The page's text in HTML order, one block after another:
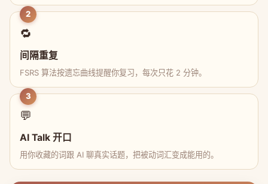
2
🔁
间隔重复
FSRS 算法按遗忘曲线提醒你复习，每次只花 2 分钟。
3
💬
AI Talk 开口
用你收藏的词跟 AI 聊真实话题，把被动词汇变成能用的。